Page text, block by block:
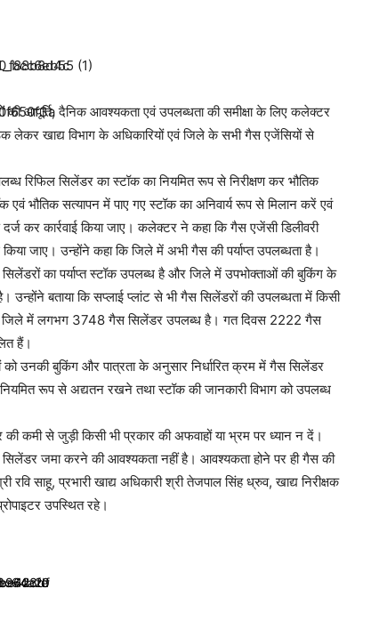
आपूर्ति, दैनिक आवश्यकता एवं उपलब्धता की समीक्षा के लिए कलेक्टर
खाद्य विभाग के अधिकारियों एवं जिले के सभी गैस एजेंसियों से
रिफिल सिलेंडर का स्टॉक का नियमित रूप से निरीक्षण कर भौतिक
भौतिक सत्यापन में पाए गए स्टॉक का अनिवार्य रूप से मिलान करें एवं
कर कार्रवाई किया जाए। कलेक्टर ने कहा कि गैस एजेंसी डिलीवरी
जाए। उन्होंने कहा कि जिले में अभी गैस की पर्याप्त उपलब्धता है।
का पर्याप्त स्टॉक उपलब्ध है और जिले में उपभोक्ताओं की बुकिंग के
बताया कि सप्लाई प्लांट से भी गैस सिलेंडरों की उपलब्धता में किसी
जिले में लगभग 3748 गैस सिलेंडर उपलब्ध है। गत दिवस 2222 गैस
हैं।
को उनकी बुकिंग और पात्रता के अनुसार निर्धारित क्रम में गैस सिलेंडर
रूप से अद्यतन रखने तथा स्टॉक की जानकारी विभाग को उपलब्ध
कमी से जुड़ी किसी भी प्रकार की अफवाहों या भ्रम पर ध्यान न दें।
जमा करने की आवश्यकता नहीं है। आवश्यकता होने पर ही गैस की
साहू, प्रभारी खाद्य अधिकारी श्री तेजपाल सिंह ध्रुव, खाद्य निरीक्षक
उपस्थित रहे।